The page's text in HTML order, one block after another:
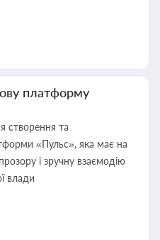
платформу
створення та
«Пульс», яка має на
і зручну взаємодію
влади